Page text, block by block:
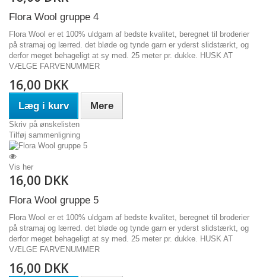
Flora Wool gruppe 4
Flora Wool er et 100% uldgarn af bedste kvalitet, beregnet til broderier
på stramaj og lærred. det bløde og tynde garn er yderst slidstærkt, og
derfor meget behageligt at sy med. 25 meter pr. dukke. HUSK AT
VÆLGE FARVENUMMER
16,00 DKK
Læg i kurv Mere
Skriv på ønskelisten
Tilføj sammenligning
Vis her
16,00 DKK
Flora Wool gruppe 5
Flora Wool er et 100% uldgarn af bedste kvalitet, beregnet til broderier
på stramaj og lærred. det bløde og tynde garn er yderst slidstærkt, og
derfor meget behageligt at sy med. 25 meter pr. dukke. HUSK AT
VÆLGE FARVENUMMER
16,00 DKK